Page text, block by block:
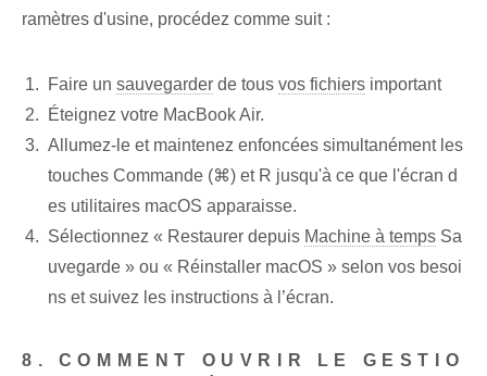
ramètres d'usine, procédez comme suit :
Faire un sauvegarder de tous vos fichiers important
Éteignez votre MacBook Air.
Allumez-le et maintenez enfoncées simultanément les
touches Commande (⌘) et R jusqu'à ce que l'écran d
es utilitaires macOS apparaisse.
Sélectionnez « Restaurer depuis Machine à temps Sa
uvegarde » ou « Réinstaller macOS » selon vos besoi
ns et suivez les instructions à l’écran.
8. COMMENT OUVRIR LE GESTIO